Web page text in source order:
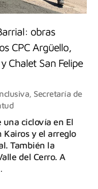
obras
CPC Argüello,
Chalet San Felipe
, Secretaría de
ciclovía en El
Kairos y el arreglo
También la
del Cerro. A